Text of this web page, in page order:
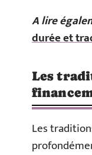
A lire
durée et
Les
Les